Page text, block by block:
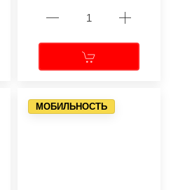
МОБИЛЬНОСТЬ